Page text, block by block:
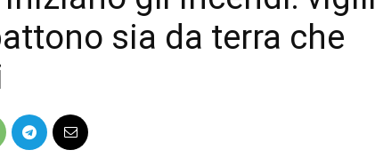
sia da terra che